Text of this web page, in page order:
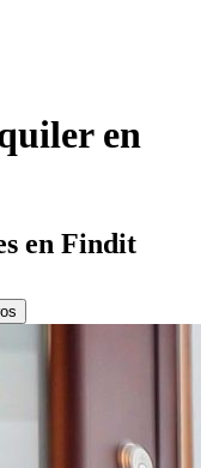
en
en Findit